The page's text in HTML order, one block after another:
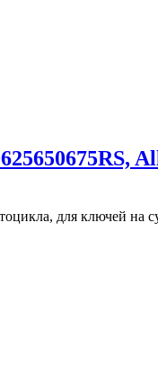
для ключей на